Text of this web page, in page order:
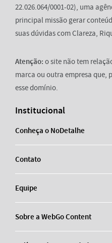
22.026.064/0001-02), uma
principal missão gerar
suas dúvidas com Clareza,
Atenção: o site não tem
marca ou outra empresa
esse domínio.
Institucional
Conheça o NoDetalhe
Contato
Equipe
Sobre a WebGo Content